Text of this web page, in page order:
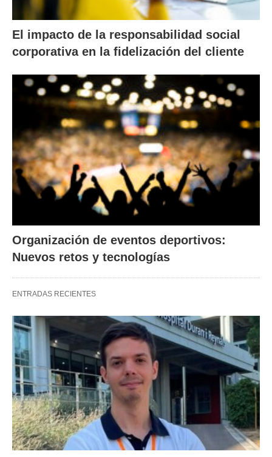
El impacto de la responsabilidad social
corporativa en la fidelización del cliente
Organización de eventos deportivos:
Nuevos retos y tecnologías
ENTRADAS RECIENTES